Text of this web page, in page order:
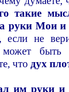
такие
руки Мои
если не
быть
что дух
им руки и